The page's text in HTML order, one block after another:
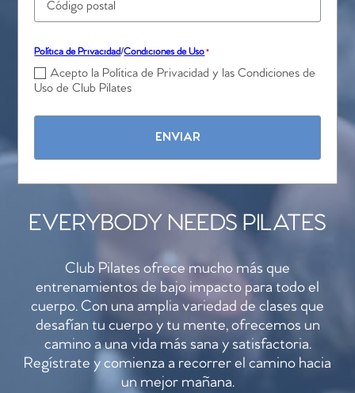
EVERYBODY NEEDS PILATES
Club Pilates ofrece mucho más que
entrenamientos de bajo impacto para todo el
cuerpo. Con una amplia variedad de clases que
desafían tu cuerpo y tu mente, ofrecemos un
camino a una vida más sana y satisfactoria.
Regístrate y comienza a recorrer el camino hacia
un mejor mañana.
Política de Privacidad/Condiciones de Uso*
Acepto la Política de Privacidad y las Condiciones de
Uso de Club Pilates